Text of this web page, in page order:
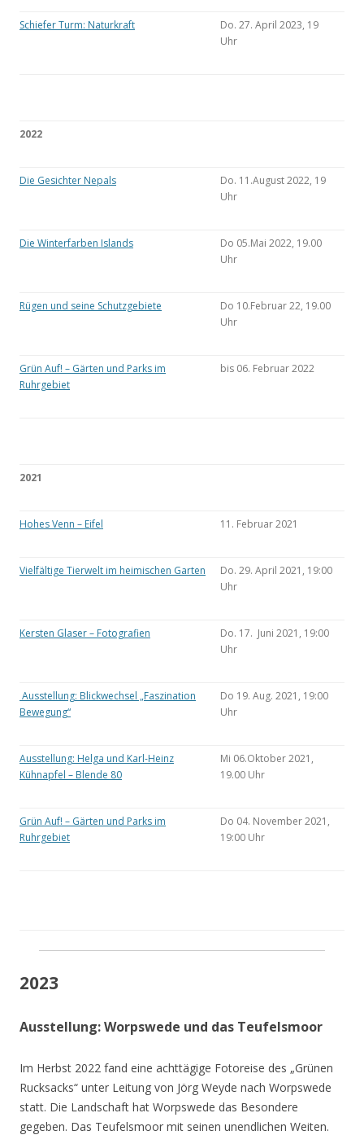
Schiefer Turm: Naturkraft
Do. 27. April 2023, 19
Uhr
2022
Die Gesichter Nepals
Do. 11.August 2022, 19
Uhr
Die Winterfarben Islands
Do 05.Mai 2022, 19.00
Uhr
Rügen und seine Schutzgebiete
Do 10.Februar 22, 19.00
Uhr
Grün Auf! – Gärten und Parks im
Ruhrgebiet
bis 06. Februar 2022
2021
Hohes Venn – Eifel 11. Februar 2021
Vielfältige Tierwelt im heimischen Garten
Do. 29. April 2021, 19:00
Uhr
Kersten Glaser – Fotografien
Do. 17. Juni 2021, 19:00
Uhr
Ausstellung: Blickwechsel „Faszination
Bewegung“
Do 19. Aug. 2021, 19:00
Uhr
Ausstellung: Helga und Karl-Heinz
Kühnapfel – Blende 80
Mi 06.Oktober 2021,
19.00 Uhr
Grün Auf! – Gärten und Parks im
Ruhrgebiet
Do 04. November 2021,
19:00 Uhr
2023
Ausstellung: Worpswede und das Teufelsmoor
Im Herbst 2022 fand eine achttägige Fotoreise des „Grünen
Rucksacks“ unter Leitung von Jörg Weyde nach Worpswede
statt. Die Landschaft hat Worpswede das Besondere
gegeben. Das Teufelsmoor mit seinen unendlichen Weiten.